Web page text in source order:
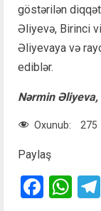
göstərilən
Əliyevə, Birinci
Əliyevaya və
ediblər.
Nərmin Əliyeva,
Oxunub: 275
Paylaş